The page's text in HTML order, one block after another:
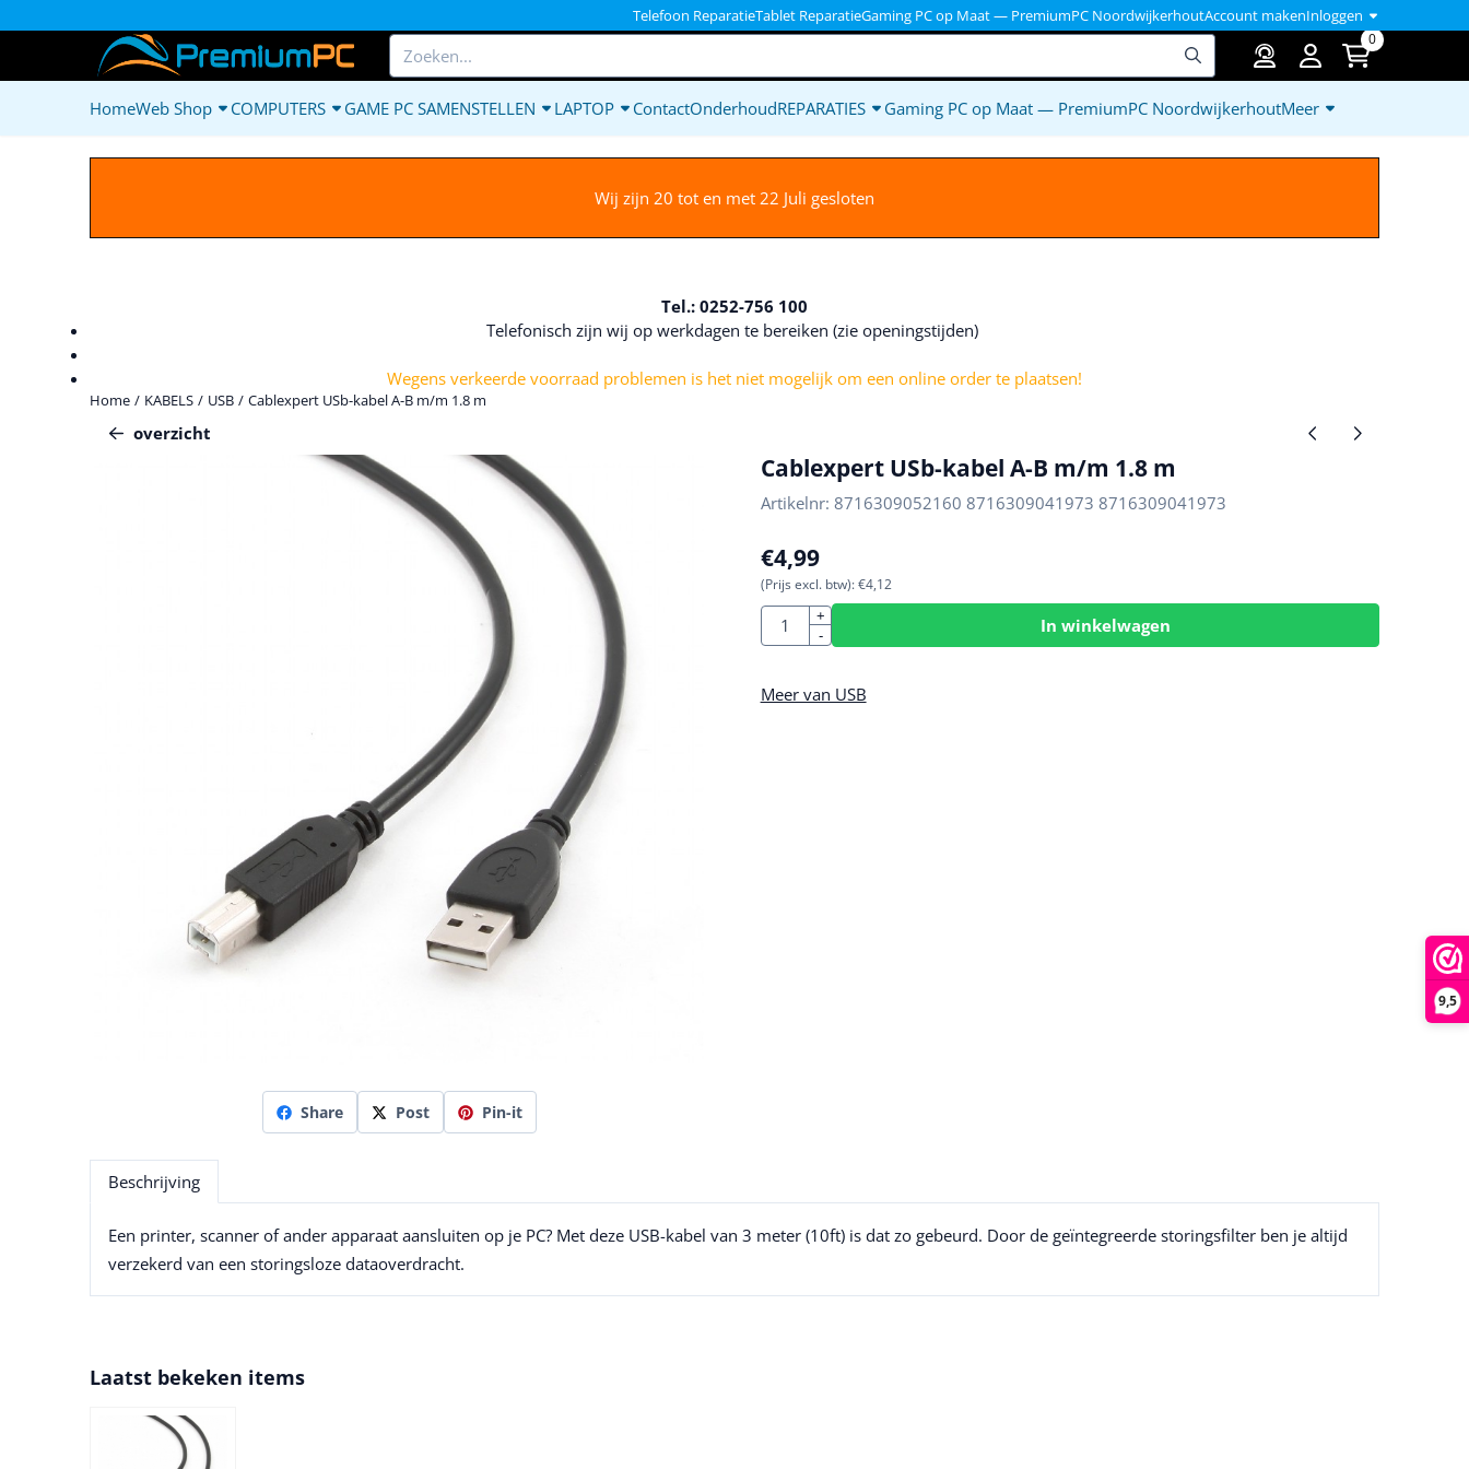
9,5
Telefoon ReparatieTablet ReparatieGaming PC op Maat — PremiumPC NoordwijkerhoutAccount makenInloggen
Zoeken 0
HomeWeb Shop COMPUTERS GAME PC SAMENSTELLEN LAPTOP ContactOnderhoudREPARATIES Gaming PC op Maat — PremiumPC NoordwijkerhoutMeer
Wij zijn 20 tot en met 22 Juli gesloten
Tel.: 0252-756 100
Telefonisch zijn wij op werkdagen te bereiken (zie openingstijden)
Wegens verkeerde voorraad problemen is het niet mogelijk om een online order te plaatsen!
Home / KABELS / USB / Cablexpert USb-kabel A-B m/m 1.8 m
overzicht
Share Post Pin-it
Cablexpert USb-kabel A-B m/m 1.8 m
Artikelnr: 8716309052160 8716309041973 8716309041973
€4,99
(Prijs excl. btw): €4,12
Aantal
+
-
In winkelwagen
Meer van USB
Beschrijving
Een printer, scanner of ander apparaat aansluiten op je PC? Met deze USB-kabel van 3 meter (10ft) is dat zo gebeurd. Door de geïntegreerde storingsfilter ben je altijd
verzekerd van een storingsloze dataoverdracht.
Laatst bekeken items